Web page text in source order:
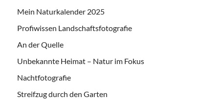
Mein Naturkalender 2025
Profiwissen Landschaftsfotografie
An der Quelle
Unbekannte Heimat – Natur im Fokus
Nachtfotografie
Streifzug durch den Garten